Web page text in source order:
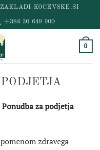
KOCEVSKE.SI
+386 30 649 900
0
Ponudba za podjetja
zdravega